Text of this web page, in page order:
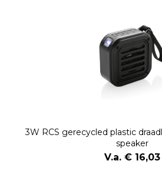
3W RCS gerecycled plastic
speaker
V.a. € 16,03